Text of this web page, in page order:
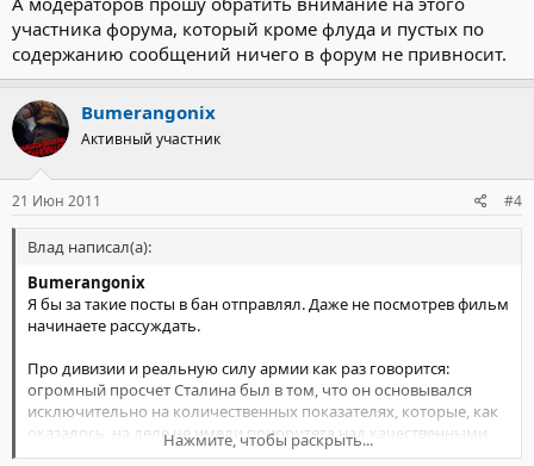
Визуальная находка – карта Европы, как квартира в 3D, с
перегородками – границами. Их взламывают прикладами
и сапогами. Выглядит нагляднее, чем стрелки направления
ударов на военных картах и понятнее, чем взрывы в черно-
белой хронике. Стремительность сюжету, конечно, придал
невероятно динамичный монтаж: большинство планов
длятся не более 3-4 секунд, но эта динамичность не
предыдущие работы Пивоварова про неизвестные и
Очень важной для страны, никогда не считавший народ
единицами, но всегда миллионами. Так вот. Нет ничего
драгоценнее ЧЕЛОВЕКА - судьбы простой женщины Насти
Прудниковой и ее мужа - солдата трех войн, пропавшего
без вести в августе 41-го. С этого неторопливого,
навсегда невыплаканным, вдовьим - заканчивается.
Вечный укор античеловеческой сущность всех войн и
тоталитарных режимов.
участника форума, который кроме флуда и пустых по
содержанию сообщений ничего в форум не привносит.
Bumerangonix
Активный участник
21 Июн 2011 #4
Влад написал(а):
Bumerangonix
Я бы за такие посты в бан отправлял. Даже не посмотрев фильм
начинаете рассуждать.
Про дивизии и реальную силу армии как раз говорится:
огромный просчет Сталина был в том, что он основывался
исключительно на количественных показателях, которые, как
оказалось, на деле не имели приоритета над качественными
(даже наоборот).
Нажмите, чтобы раскрыть...